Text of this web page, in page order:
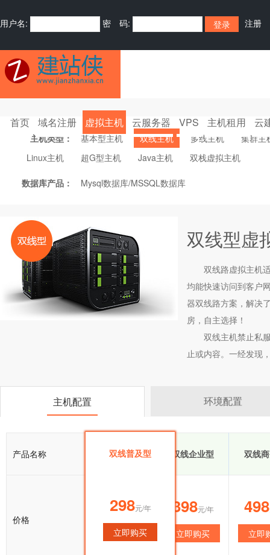
用户名: 密 码: 注册
首页 域名注册 虚拟主机 云服务器 VPS 主机租用 云
主机类型： 基本型主机 双线主机 多线主机
集群主
Linux主机
超G型主机 Java主机 双栈虚拟主机
数据库产品： Mysql数据库/MSSQL数据库
双线型虚
双线路虚拟主机
均能快速访问到客户
器双线路方案，解决
房，自主选择！
双线主机禁止私
止或内容。一经发现
主机配置 环境配置
产品名称 双线普及型 双线企业型 双线
价格
298元/年
立即购买
398元/年
立即购买
498
立即
双线普及型
298元/年
立即购买